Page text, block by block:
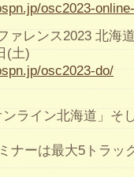
osc2023-
ァレンス2023 北海
(土)
osc2023-do/
ライン北海道」そ
ナーは最大5トラッ